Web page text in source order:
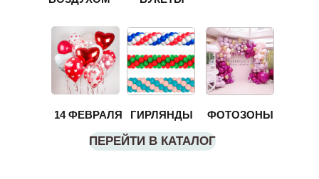
ГИРЛЯНДЫ
ПЕРЕЙТИ В КАТАЛОГ
ФОТОЗОНЫ
14 ФЕВРАЛЯ